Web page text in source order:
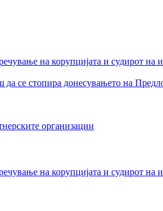
на корупцијата и судирот
се стопира донесувањето на
организации
на корупцијата и судирот